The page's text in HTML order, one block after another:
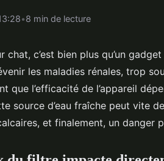
•8 min de lecture
c’est bien plus qu’un
les maladies rénales, trop
que l’efficacité de l’appareil
source d’eau fraîche peut vite
et finalement, un danger